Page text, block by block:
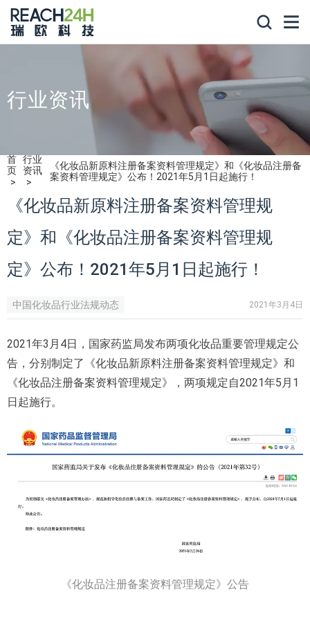
行业资讯
首
页
行业
资讯
《化妆品新原料注册备案资料管理规定》和《化妆品注册备
案资料管理规定》公布！2021年5月1日起施行！
《化妆品新原料注册备案资料管理规
定》和《化妆品注册备案资料管理规
定》公布！2021年5月1日起施行！
中国化妆品行业法规动态 2021年3月4日
2021年3月4日，国家药监局发布两项化妆品重要管理规定公
告，分别制定了《化妆品新原料注册备案资料管理规定》和
《化妆品注册备案资料管理规定》，两项规定自2021年5月1
日起施行。
《化妆品注册备案资料管理规定》公告